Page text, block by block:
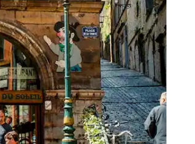
en omlaag, óf door te tikken of swipen.